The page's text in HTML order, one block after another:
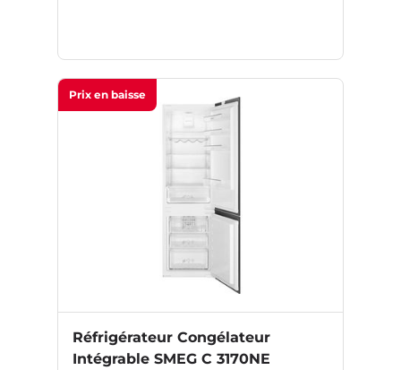
Prix en baisse
Réfrigérateur Congélateur
Intégrable SMEG C 3170NE